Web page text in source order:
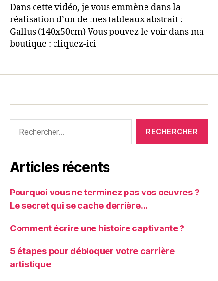
Dans cette vidéo, je vous emmène dans la
réalisation d’un de mes tableaux abstrait :
Gallus (140x50cm) Vous pouvez le voir dans ma
boutique : cliquez-ici
Articles récents
Pourquoi vous ne terminez pas vos oeuvres ?
Le secret qui se cache derrière…
Comment écrire une histoire captivante ?
5 étapes pour débloquer votre carrière
artistique